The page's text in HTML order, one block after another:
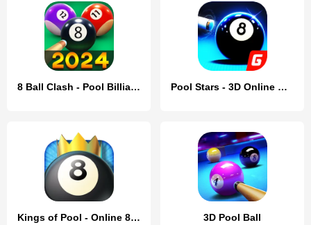
8 Ball Clash - Pool Billiards Pool Stars - 3D Online Multipl
Kings of Pool - Online 8 Ball 3D Pool Ball